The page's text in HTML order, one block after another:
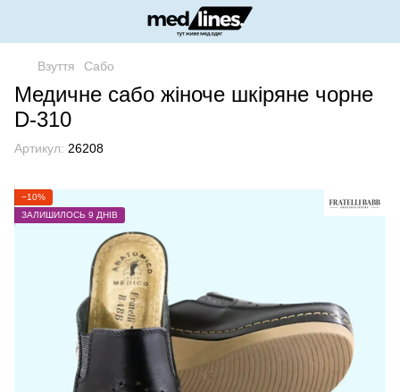
Взуття Сабо
Медичне сабо жіноче шкіряне чорне
D-310
Артикул: 26208
−10%
ЗАЛИШИЛОСЬ 9 ДНІВ